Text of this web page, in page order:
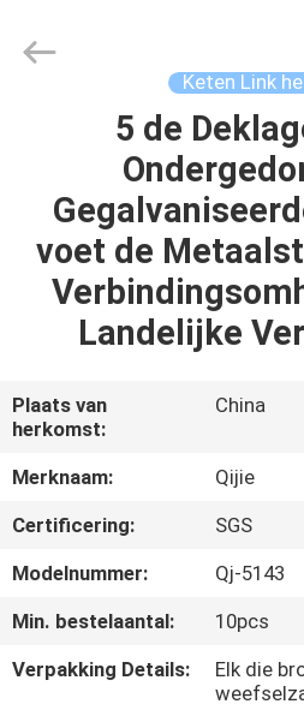
PRODUCTEN
ONGEVEER
FABRIEKSREIS
ONS
VERZOEK
Keten Link
5 de
voet de
Landelijke
Plaats van
herkomst:
China
Merknaam:
Qijie
Certificering:
SGS
Modelnummer:
Qj-5143
Min. bestelaantal:
10pcs
Verpakking Details:
Elk die